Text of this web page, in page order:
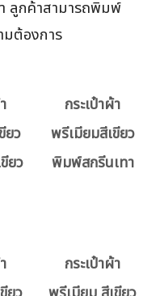
ลูกค้าสามารถพิมพ์
มต้องการ
ยว
ยว
กระเป๋าผ้า
พรีเมียมสีเขียว
พิมพ์สกรีนเทา
กระเป๋าผ้า